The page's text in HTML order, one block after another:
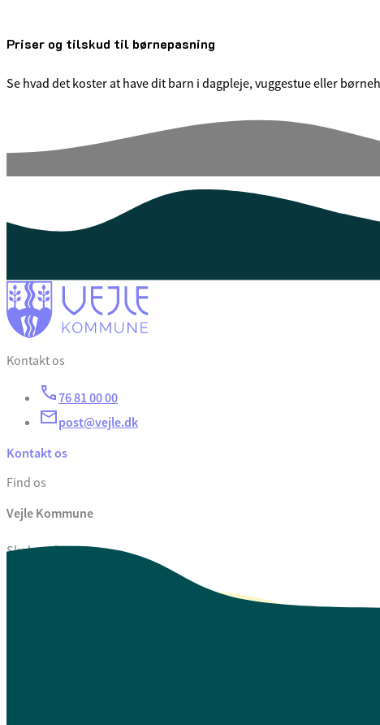
Priser og tilskud til børnepasning
Se hvad det koster at have dit barn i dagpleje, vuggestue eller
Kontakt os
76 81 00 00
post@vejle.dk
Kontakt os
Find os
Vejle Kommune
Skolegade 1